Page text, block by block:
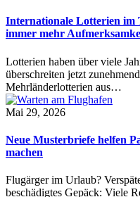
Internationale Lotterien im
immer mehr
Lotterien haben über viele
überschreiten jetzt
Mehrländerlotterien aus…
Mai 29, 2026
Neue Musterbriefe helfen
machen
Flugärger im Urlaub?
beschädigtes Gepäck: Viele